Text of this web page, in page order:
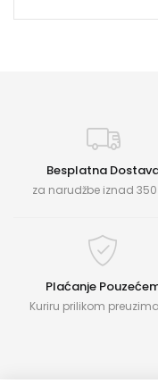
Besplatna
za narudžbe iznad 350
Plaćanje
Kuriru prilikom